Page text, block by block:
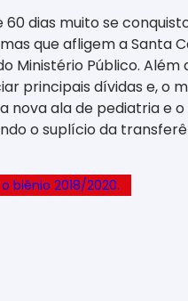
dias muito se
que afligem a Santa
Público.
principais dívidas e, o
ala de pediatria e
o suplício da
biênio 2018/2020.